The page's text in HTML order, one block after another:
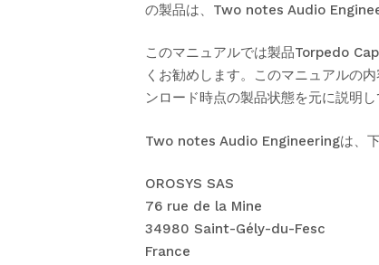
の製品は、Two notes Audio
このマニュアルでは製品Torpedo
くお勧めします。このマニュアルの
ンロード時点の製品状態を元に説明
Two notes Audio Engineeringは、下
OROSYS SAS
76 rue de la Mine
34980 Saint-Gély-du-Fesc
France